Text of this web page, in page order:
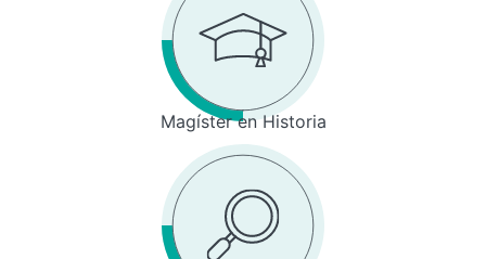
Magíster en Historia